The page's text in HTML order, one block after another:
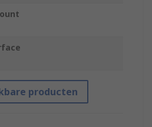
producten